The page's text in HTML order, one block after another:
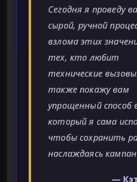
Сегодня я проведу
сырой, ручной
взлома этих
тех, кто любит
технические
также покажу вам
упрощенный способ
который я сама
чтобы сохранить
наслаждаясь
—